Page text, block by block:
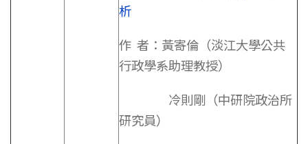
析
作 者：黃寄倫（淡江大學公共
行政學系助理教授）
冷則剛（中研院政治所
研究員）